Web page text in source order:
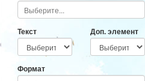
Текст Доп. элемент
Формат